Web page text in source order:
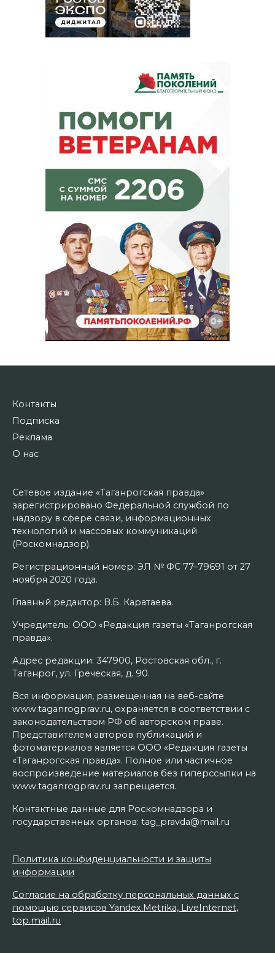
Контакты
Подписка
Реклама
О нас
Сетевое издание «Таганрогская правда»
зарегистрировано Федеральной службой по
надзору в сфере связи, информационных
технологий и массовых коммуникаций
(Роскомнадзор).
Регистрационный номер: ЭЛ № ФС 77–79691 от 27
ноября 2020 года.
Главный редактор: В.Б. Каратаева.
Учредитель: ООО «Редакция газеты «Таганрогская
правда».
Адрес редакции: 347900, Ростовская обл., г.
Таганрог, ул. Греческая, д. 90.
Вся информация, размещенная на веб-сайте
www.taganrogprav.ru, охраняется в соответствии с
законодательством РФ об авторском праве.
Представителем авторов публикаций и
фотоматериалов является ООО «Редакция газеты
«Таганрогская правда». Полное или частичное
воспроизведение материалов без гиперссылки на
www.taganrogprav.ru запрещается.
Контактные данные для Роскомнадзора и
государственных органов: tag_pravda@mail.ru
Политика конфиденциальности и защиты
информации
Согласие на обработку персональных данных с
помощью сервисов Yandex.Metrika, LiveInternet,
top.mail.ru